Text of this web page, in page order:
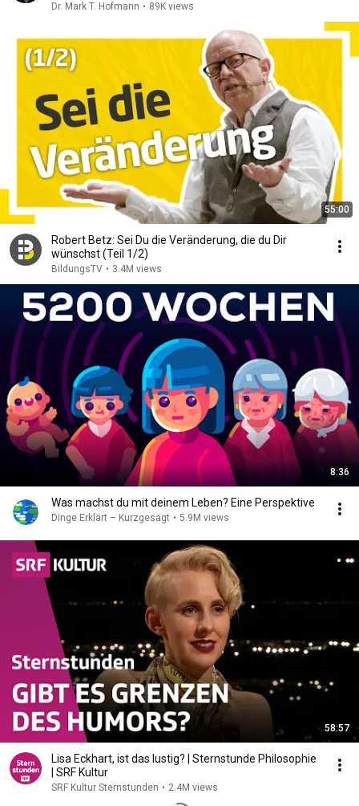
Dr. Mark T. Hofmann • 89K views
55:00
Robert Betz: Sei Du die Veränderung, die du Dir
wünschst (Teil 1/2)
BildungsTV • 3.4M views
8:36
Was machst du mit deinem Leben? Eine Perspektive
Dinge Erklärt – Kurzgesagt • 5.9M views
58:57
Lisa Eckhart, ist das lustig? | Sternstunde Philosophie
| SRF Kultur
SRF Kultur Sternstunden • 2.4M views